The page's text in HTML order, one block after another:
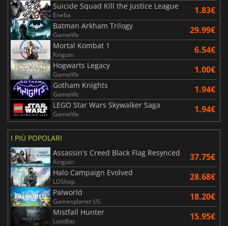
Suicide Squad Kill the Justice League
Eneba 1.83€
Batman Arkham Trilogy
Gamelife 29.99€
Mortal Kombat 1
Kinguin 6.54€
Hogwarts Legacy
Gamelife 1.00€
Gotham Knights
Gamelife 1.94€
LEGO Star Wars Skywalker Saga
Gamelife 1.94€
I PIÙ POPOLARI
Assassin's Creed Black Flag Resynced
Kinguin 37.75€
Halo Campaign Evolved
LDShop 28.68€
Palworld
Gamesplanet US 18.20€
Mistfall Hunter
LootBar 15.95€